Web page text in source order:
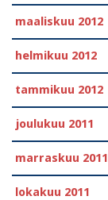
maaliskuu 2012
helmikuu 2012
tammikuu 2012
joulukuu 2011
marraskuu 2011
lokakuu 2011